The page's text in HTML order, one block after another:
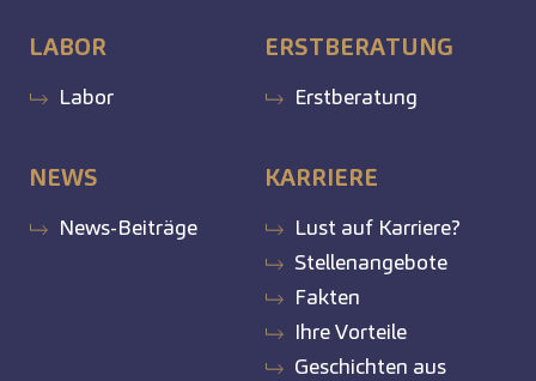
LABOR
Labor
ERSTBERATUNG
Erstberatung
NEWS
News-Beiträge
KARRIERE
Lust auf Karriere?
Stellenangebote
Fakten
Ihre Vorteile
Geschichten aus